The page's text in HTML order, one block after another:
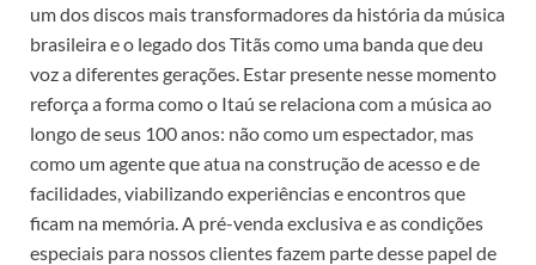
um dos discos mais transformadores da história da música
brasileira e o legado dos Titãs como uma banda que deu
voz a diferentes gerações. Estar presente nesse momento
reforça a forma como o Itaú se relaciona com a música ao
longo de seus 100 anos: não como um espectador, mas
como um agente que atua na construção de acesso e de
facilidades, viabilizando experiências e encontros que
ficam na memória. A pré-venda exclusiva e as condições
especiais para nossos clientes fazem parte desse papel de